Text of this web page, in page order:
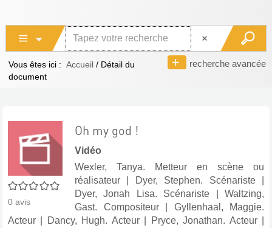
recherche avancée
Vous êtes ici : Accueil / Détail du
document
0/5
0 avis
Oh my god !
Vidéo
Wexler, Tanya. Metteur en scène ou
réalisateur
Dyer, Stephen. Scénariste|
Dyer, Jonah Lisa. Scénariste |Waltzing,
Gast. Compositeur| Gyllenhaal, Maggie.
Acteur
Dancy, Hugh. Acteur| Pryce, Jonathan. Acteur|